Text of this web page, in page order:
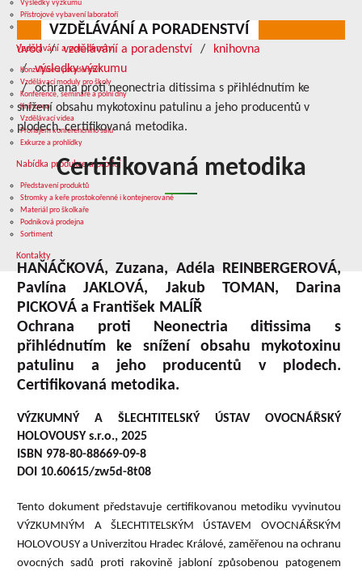
Výsledky výzkumu
Přístrojové vybavení laboratoří
Služby v oblasti výzkumu
Vzdělávání a poradenství
Konzultace a poradenství
Vzdělávací moduly pro školy
Konference, semináře a polní dny
Knihovna
Vzdělávací videa
Pronájem konferenčního sálu
Exkurze a prohlídky
Nabídka produkce a prodej
Představení produktů
Stromky a keře prostokořenné i kontejnerované
Materiál pro školkaře
Podniková prodejna
Sortiment
Kontakty
VZDĚLÁVÁNÍ A PORADENSTVÍ
úvod vzdělávání a poradenství
knihovna
výsledky výzkumu
ochrana proti neonectria ditissima s přihlédnutím ke
snížení obsahu mykotoxinu patulinu a jeho producentů v
plodech. certifikovaná metodika.
Certifikovaná metodika
HAŇÁČKOVÁ, Zuzana, Adéla REINBERGEROVÁ,
Pavlína JAKLOVÁ, Jakub TOMAN, Darina
PICKOVÁ a František MALÍŘ
Ochrana proti Neonectria ditissima s
přihlédnutím ke snížení obsahu mykotoxinu
patulinu a jeho producentů v plodech.
Certifikovaná metodika.
VÝZKUMNÝ A ŠLECHTITELSKÝ ÚSTAV OVOCNÁŘSKÝ
HOLOVOUSY s.r.o., 2025
ISBN 978-80-88669-09-8
DOI 10.60615/zw5d-8t08
Tento dokument představuje certifikovanou metodiku vyvinutou
VÝZKUMNÝM A ŠLECHTITELSKÝM ÚSTAVEM OVOCNÁŘSKÝM
HOLOVOUSY a Univerzitou Hradec Králové, zaměřenou na ochranu
ovocných sadů proti rakovině jabloní způsobenou patogenem